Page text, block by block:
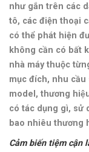
như gắn trên các
tô, các điện thoại
có thể phát hiện
không cần có bất
nhà máy thuộc
mục đích, nhu
model, thương
có tác dụng gì, sử
bao nhiêu thương
Cảm biến tiệm cận